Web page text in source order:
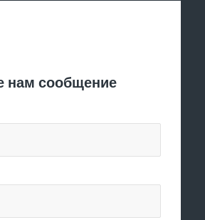
нам сообщение